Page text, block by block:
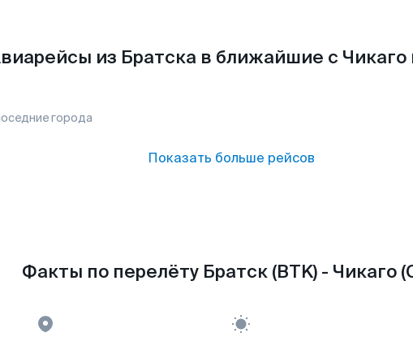
из Братска в ближайшие с Чикаго
города
Показать больше рейсов
Факты по перелёту Братск (BTK) - Чикаго